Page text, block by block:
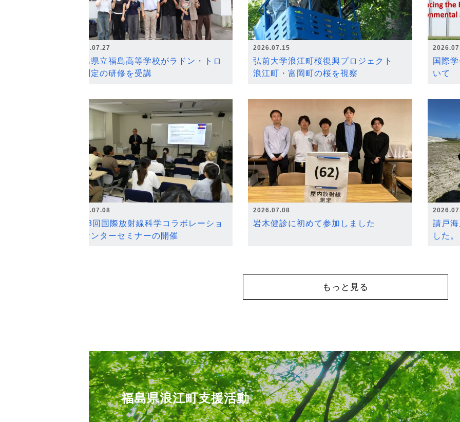
2026.07.27
福島県立福島高等学校がラドン・トロ
ン測定の研修を受講
2026.07.15
弘前大学浪江町桜復興プロジェクト
浪江町・富岡町の桜を視察
国際
いて
2026.07.08
第18回国際放射線科学コラボレーショ
ンセンターセミナーの開催
2026.07.08
岩木健診に初めて参加しました
請戸
した。
もっと見る
福島県浪江町支援活動